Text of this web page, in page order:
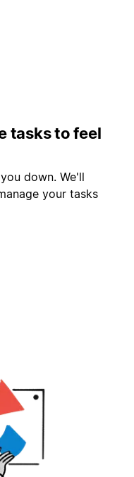
tasks to feel
down. We'll
your tasks